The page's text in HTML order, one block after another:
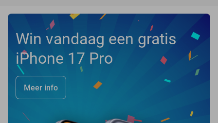
Win vandaag een gratis
iPhone 17 Pro
Meer info